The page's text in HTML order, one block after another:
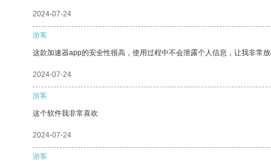
2024-07-24
游客
这款加速器app的安全性很高，使用过程中不会泄露个人信息，让我非常
2024-07-24
游客
这个软件我非常喜欢
2024-07-24
游客